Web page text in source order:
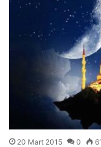
20 Mart 2015 0